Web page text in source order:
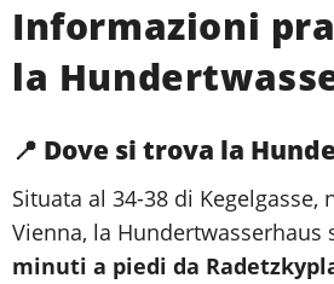
Informazioni
la
📍 Dove si trova la
Situata al 34-38 di Kegelgasse,
Vienna, la Hundertwasserhaus
minuti a piedi da